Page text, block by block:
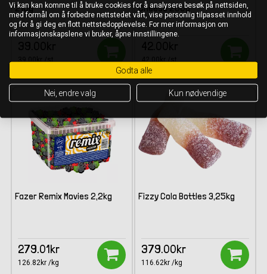
210g
39.00kr /st
Cheese 200g
42.00kr /st
Fazer Remix Movies 2,2kg
279.01kr
126.82kr /kg
Fizzy Cola Bottles 3,25kg
379.00kr
116.62kr /kg
Vi kan kan komme til å bruke cookies for å analysere besøk på nettsiden,
med formål om å forbedre nettstedet vårt, vise personlig tilpasset innhold
og for å gi deg en flott nettstedopplevelse. For mer informasjon om
informasjonskapslene vi bruker, åpne innstillingene.
Godta alle
Nei, endre valg Kun nødvendige